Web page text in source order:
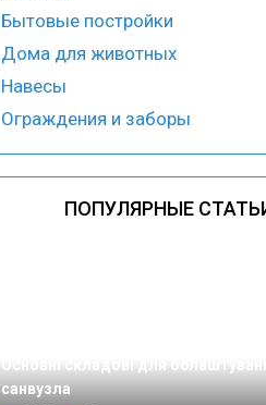
Бытовые постройки
Дома для животных
Навесы
Ограждения и заборы
ПОПУЛЯРНЫЕ
санвузла